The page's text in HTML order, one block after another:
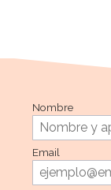
Nombre
Email